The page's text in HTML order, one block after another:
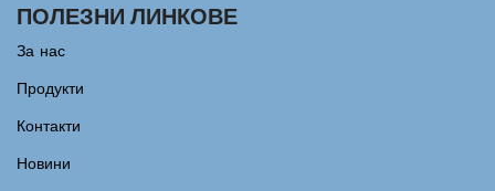
ПОЛЕЗНИ ЛИНКОВЕ
За нас
Продукти
Контакти
Новини